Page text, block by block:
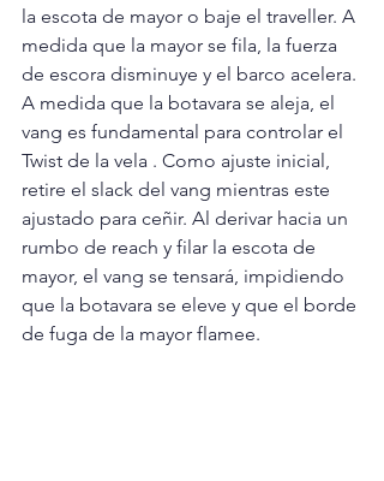
la escota de mayor o baje el traveller. A
medida que la mayor se fila, la fuerza
de escora disminuye y el barco acelera.
A medida que la botavara se aleja, el
vang es fundamental para controlar el
Twist de la vela . Como ajuste inicial,
retire el slack del vang mientras este
ajustado para ceñir. Al derivar hacia un
rumbo de reach y filar la escota de
mayor, el vang se tensará, impidiendo
que la botavara se eleve y que el borde
de fuga de la mayor flamee.